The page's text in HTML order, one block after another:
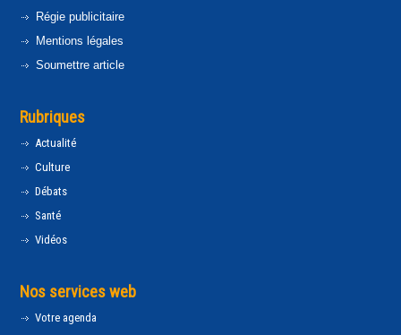
Régie publicitaire
Mentions légales
Soumettre article
Rubriques
Actualité
Culture
Débats
Santé
Vidéos
Nos services web
Votre agenda